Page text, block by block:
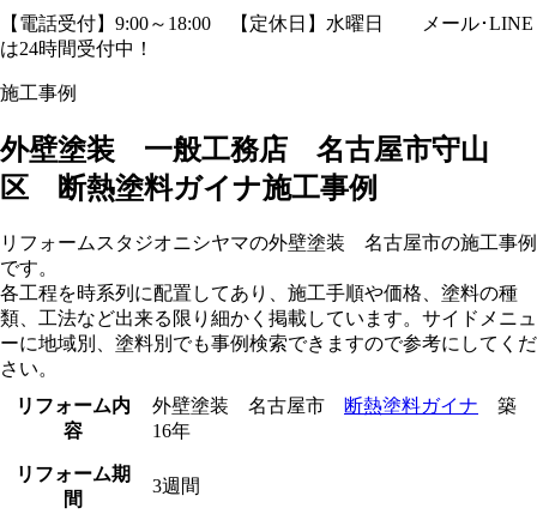
【電話受付】9:00～18:00 【定休日】水曜日
メール･LINE
は24時間受付中！
施工事例
外壁塗装 一般工務店 名古屋市守山
区 断熱塗料ガイナ施工事例
リフォームスタジオニシヤマの外壁塗装 名古屋市の施工事例
です。
各工程を時系列に配置してあり、施工手順や価格、塗料の種
類、工法など出来る限り細かく掲載しています。サイドメニュ
ーに地域別、塗料別でも事例検索できますので参考にしてくだ
さい。
リフォーム内
容
外壁塗装 名古屋市 断熱塗料ガイナ 築
16年
リフォーム期
間
3週間